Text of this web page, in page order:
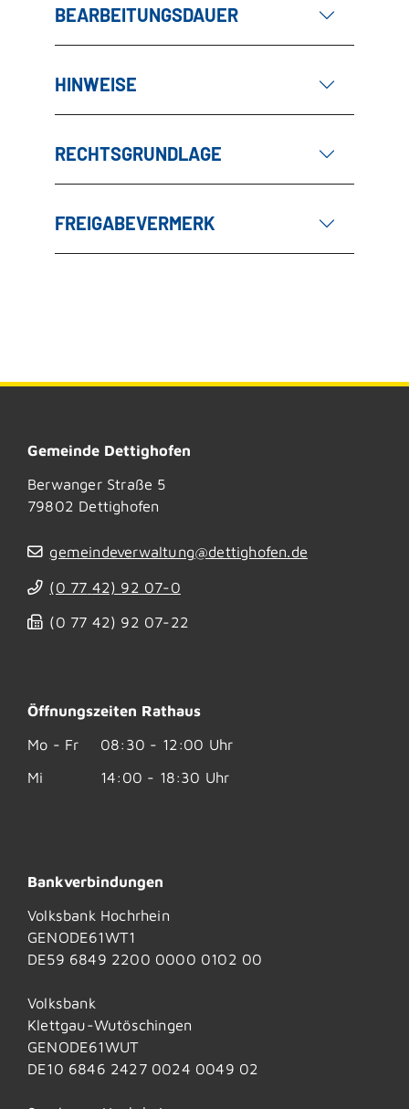
BEARBEITUNGSDAUER
HINWEISE
RECHTSGRUNDLAGE
FREIGABEVERMERK
Gemeinde Dettighofen
Berwanger Straße 5
79802 Dettighofen
gemeindeverwaltung@dettighofen.de
(0 77 42) 92 07-0
(0 77 42) 92 07-22
Öffnungszeiten Rathaus
Mo - Fr
08:30 - 12:00 Uhr
Mi
14:00 - 18:30 Uhr
Bankverbindungen
Volksbank Hochrhein
GENODE61WT1
DE59 6849 2200 0000 0102 00
Volksbank
Klettgau-Wutöschingen
GENODE61WUT
DE10 6846 2427 0024 0049 02